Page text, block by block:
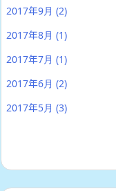
2017年9月 (2)
2017年8月 (1)
2017年7月 (1)
2017年6月 (2)
2017年5月 (3)